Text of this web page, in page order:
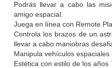
Podrás llevar a cabo las
amigo espacial.
Juega en línea con Remote
Controla los brazos de un
llevar a cabo maniobras
Manipula vehículos
Estética con estilo de los